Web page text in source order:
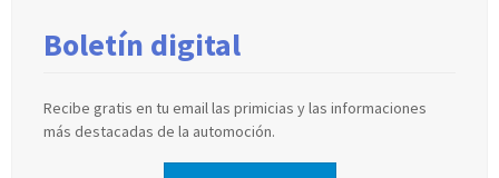
Boletín digital
Recibe gratis en tu email las primicias y las informaciones
más destacadas de la automoción.